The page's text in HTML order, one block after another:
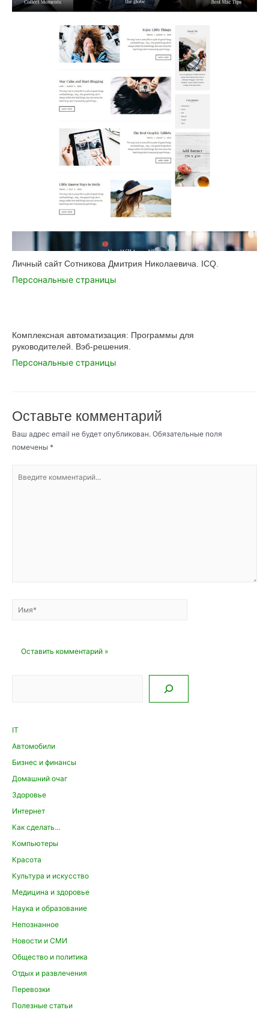
Личный сайт Сотникова Дмитрия Николаевича. ICQ.
Персональные страницы
Комплексная автоматизация: Программы для
руководителей. Вэб-решения.
Персональные страницы
Оставьте комментарий
Ваш адрес email не будет опубликован. Обязательные поля
помечены *
комментарий...
Имя*
IT
Автомобили
Бизнес и финансы
Домашний очаг
Здоровье
Интернет
Как сделать…
Компьютеры
Красота
Культура и искусство
Медицина и здоровье
Наука и образование
Непознанное
Новости и СМИ
Общество и политика
Отдых и развлечения
Перевозки
Полезные статьи